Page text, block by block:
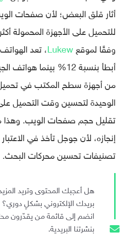
أثار قلق البعض؛ لأن صفحات
للتحميل على الأجهزة المحمولة
وفقًا لموقعLukew، تعد
من أجهزة سطح المكتب في
الوحيدة لتحسين وقت التحميل
تقليل حجم صفحات الويب. وهذا
إنجازه، لأن جوجل تأخذ في
تصنيفات تحسين محركات البحث.
هل أعجبك المحتوى وتريد
بريدك الإلكتروني بشكلٍ دوري؟
انضم إلى قائمة من يقدّرون
بنشرتنا البريدية.